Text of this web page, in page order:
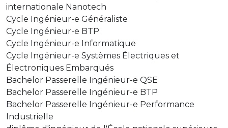
internationale Nanotech
Cycle Ingénieur-e Généraliste
Cycle Ingénieur-e BTP
Cycle Ingénieur-e Informatique
Cycle Ingénieur-e Systèmes Électriques et
Électroniques Embarqués
Bachelor Passerelle Ingénieur-e QSE
Bachelor Passerelle Ingénieur-e BTP
Bachelor Passerelle Ingénieur-e Performance
Industrielle